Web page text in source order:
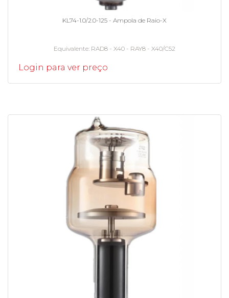
KL74-1.0/2.0-125 - Ampola de Raio-X
Equivalente RAD8 - X40 - RAY8 - X40/C52
Login para ver preço